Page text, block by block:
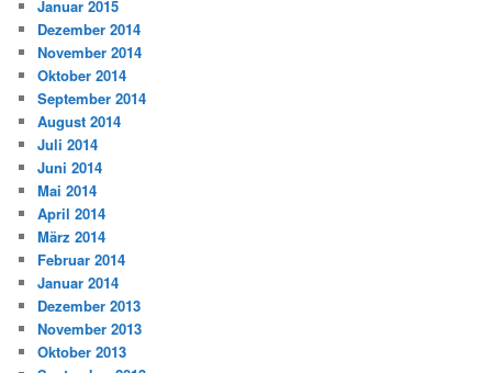
Januar 2015
Dezember 2014
November 2014
Oktober 2014
September 2014
August 2014
Juli 2014
Juni 2014
Mai 2014
April 2014
März 2014
Februar 2014
Januar 2014
Dezember 2013
November 2013
Oktober 2013